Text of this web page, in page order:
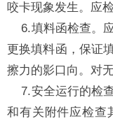
咬卡现象发生。应
6.填料函检查。
更换填料函，保证
擦力的影口向。对
7.安全运行的检
和有关附件应检查